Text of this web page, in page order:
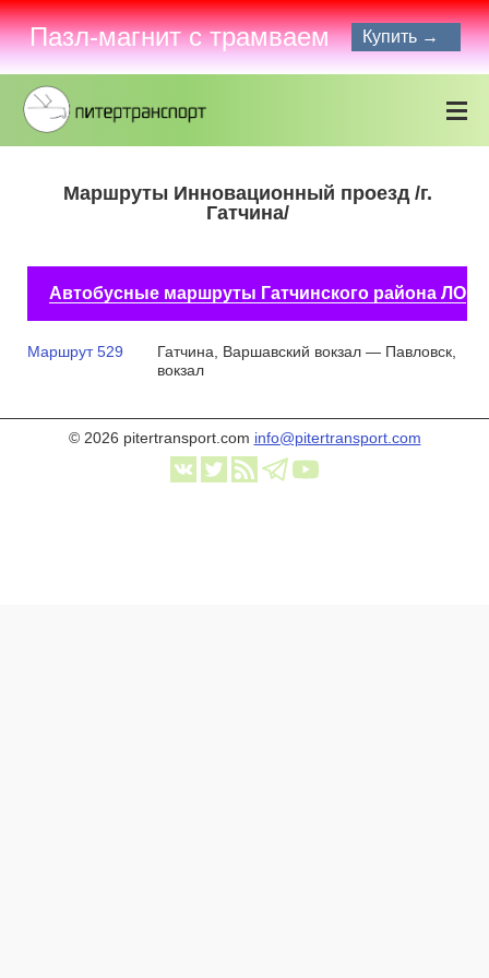
Пазл-магнит с трамваем Купить →
Маршруты Инновационный проезд /г.
Гатчина/
Автобусные маршруты Гатчинского района ЛО
Маршрут 529
Гатчина, Варшавский вокзал — Павловск,
вокзал
© 2026 pitertransport.com info@pitertransport.com